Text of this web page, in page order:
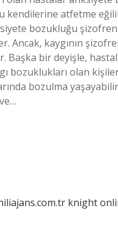
kendilerine atfetme
bozukluğu
Ancak, kaygının
Başka bir deyişle,
bozuklukları olan
bozulma
knight